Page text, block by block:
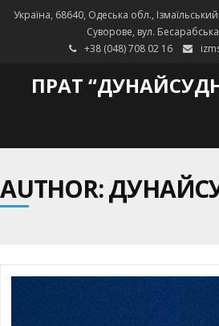
Україна, 68640, Одеська обл.,
Суворове, вул.
+38 (048) 708 02 16
ПРАТ
AUTHOR: